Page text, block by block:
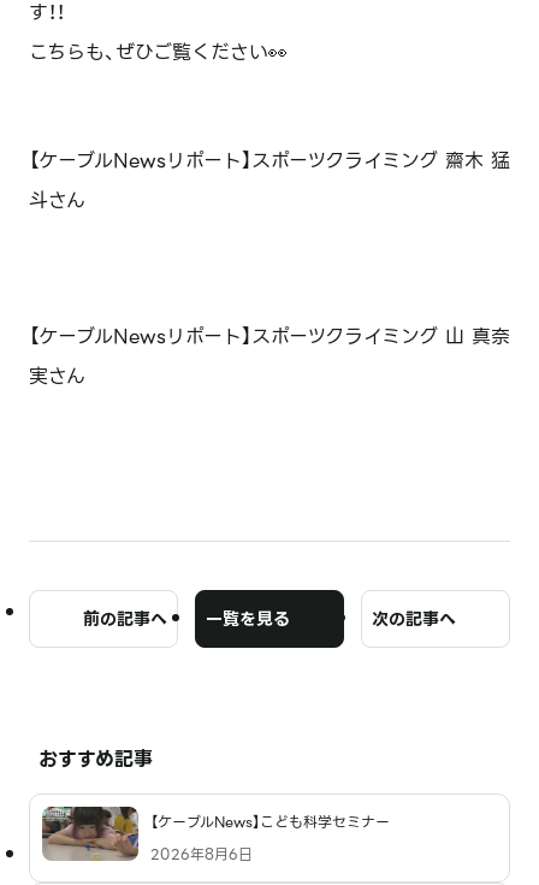
す！！
こちらも、ぜひご覧ください👀
【ケーブルNewsリポート】スポーツクライミング 齋木 猛
斗さん
【ケーブルNewsリポート】スポーツクライミング 山 真奈
実さん
前の記事へ 一覧を見る 次の記事へ
おすすめ記事
【ケーブルNews】こども科学セミナー
2026年8月6日